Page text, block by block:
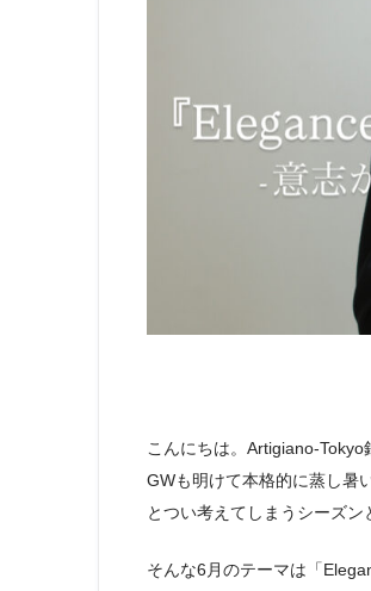
こんにちは。Artigiano-Tokyo
GWも明けて本格的に蒸し暑
とつい考えてしまうシーズン
そんな6月のテーマは「